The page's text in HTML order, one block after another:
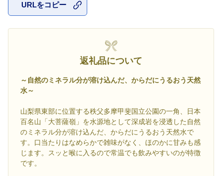
URLをコピー
返礼品について
～自然のミネラル分が溶け込んだ、からだにうるおう天然
水～
山梨県東部に位置する秩父多摩甲斐国立公園の一角、日本
百名山「大菩薩嶺」を水源地として深成岩を浸透した自然
のミネラル分が溶け込んだ、からだにうるおう天然水で
す。口当たりはなめらかで雑味がなく、ほのかに甘みも感
じます。スッと喉に入るので常温でも飲みやすいのが特徴
です。